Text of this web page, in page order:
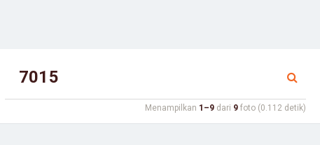
Menampilkan 1–9 dari 9 foto (0.112 detik)